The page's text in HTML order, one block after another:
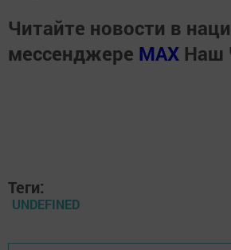
Читайте новости в
мессенджере MАХ Наш
Теги:
UNDEFINED